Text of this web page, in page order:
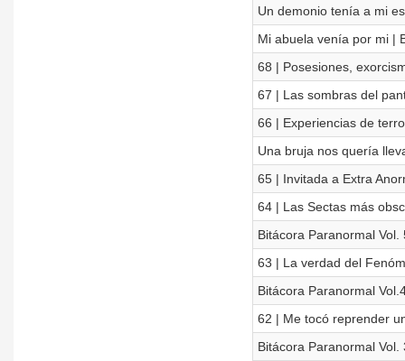
Un demonio tenía a mi
Mi abuela venía por mi |
68 | Posesiones,
67 | Las sombras del
66 | Experiencias de
Una bruja nos quería
65 | Invitada a Extra
64 | Las Sectas más
Bitácora Paranormal
63 | La verdad del
Bitácora Paranormal
62 | Me tocó reprender
Bitácora Paranormal